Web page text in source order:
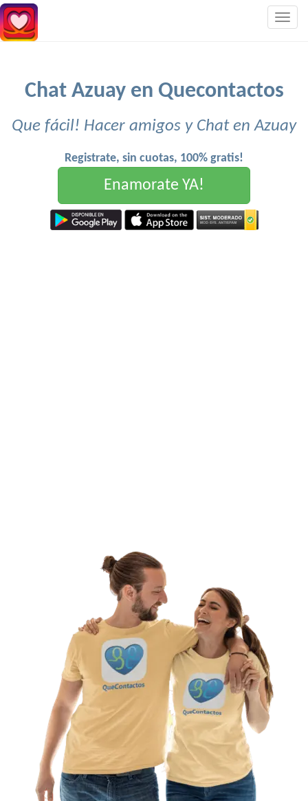
Chat Azuay en Quecontactos
Que fácil! Hacer amigos y Chat en Azuay
Registrate, sin cuotas, 100% gratis!
Enamorate YA!